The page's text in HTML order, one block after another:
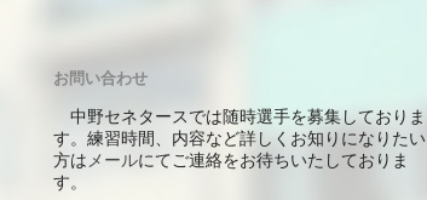
お問い合わせ
中野セネタースでは随時選手を募集しておりま
す。練習時間、内容など詳しくお知りになりたい
方は メールにてご連絡をお待ちいたしておりま
す。